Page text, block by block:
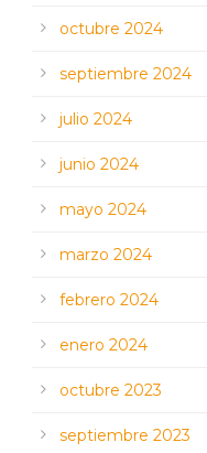
octubre 2024
septiembre 2024
julio 2024
junio 2024
mayo 2024
marzo 2024
febrero 2024
enero 2024
octubre 2023
septiembre 2023